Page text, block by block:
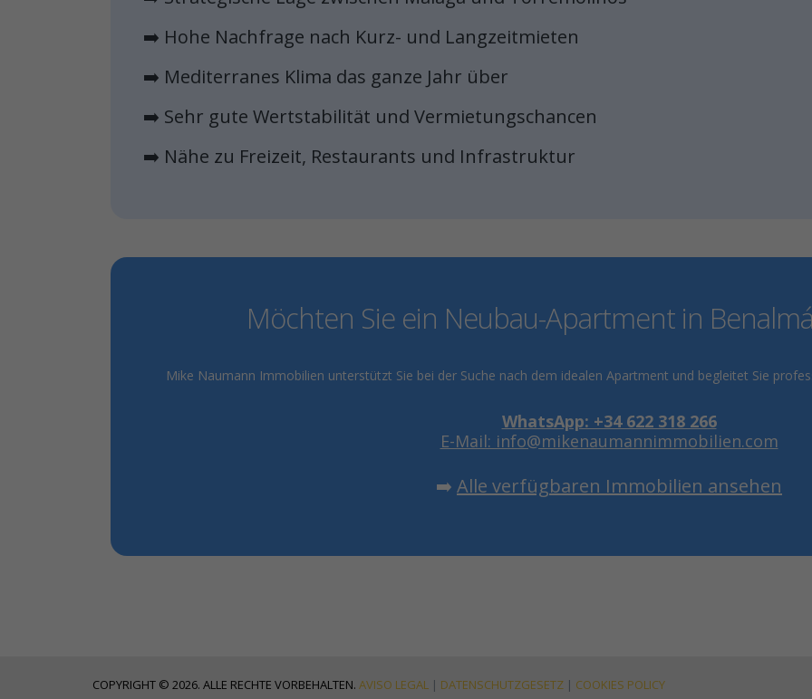
➡️ Hohe Nachfrage nach Kurz- und Langzeitmieten
➡️ Mediterranes Klima das ganze Jahr über
➡️ Sehr gute Wertstabilität und Vermietungschancen
➡️ Nähe zu Freizeit, Restaurants und Infrastruktur
Möchten Sie ein Neubau-Apartment in
Mike Naumann Immobilien unterstützt Sie bei der Suche nach dem idealen Apartment und begleitet Sie
WhatsApp: +34 622 318 266
E-Mail: info@mikenaumannimmobilien.com
➡️ Alle verfügbaren Immobilien ansehen
COPYRIGHT © 2026. ALLE RECHTE VORBEHALTEN. AVISO LEGAL | DATENSCHUTZGESETZ | COOKIES POLICY